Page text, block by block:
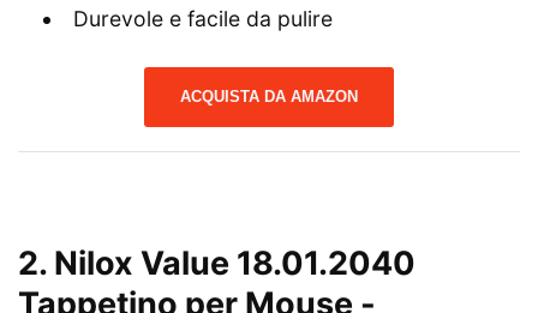
Durevole e facile da pulire
ACQUISTA DA AMAZON
2. Nilox Value 18.01.2040
Tappetino per Mouse -